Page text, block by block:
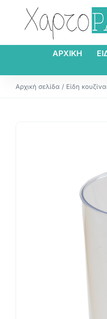
ΑΡΧΙΚΗ
Αρχική σελίδα / Είδη